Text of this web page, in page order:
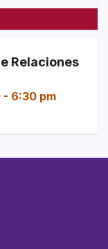
Relaciones
- 6:30 pm